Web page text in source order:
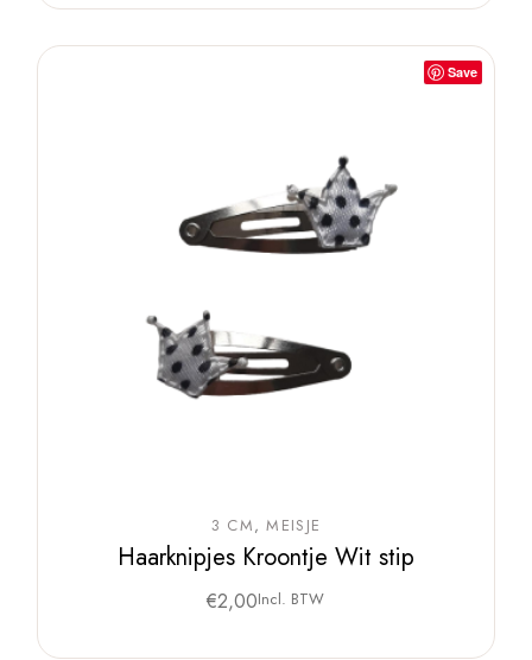
Save
3 CM MEISJE
Haarknipjes Kroontje Wit stip
€2,00Incl. BTW